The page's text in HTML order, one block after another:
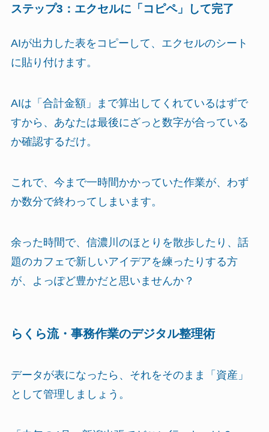
ステップ3：エクセルに「コピペ」して完了
AIが出力した表をコピーして、エクセルのシート
に貼り付けます。
AIは「合計金額」まで算出してくれているはずで
すから、あなたは最後にざっと数字が合っている
か確認するだけ。
これで、今まで一時間かかっていた作業が、わず
か数分で終わってしまいます。
余った時間で、信濃川のほとりを散歩したり、話
題のカフェで新しいアイデアを練ったりする方
が、よっぽど豊かだと思いませんか？
らくら流・事務作業のデジタル整理術
データが表になったら、それをそのまま「資産」
として管理しましょう。